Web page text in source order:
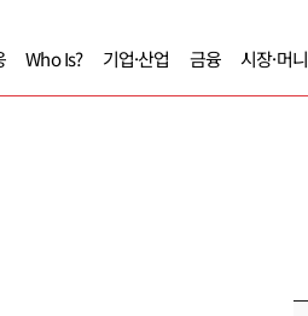
Who Is? 기업·산업 금융 시장·머니